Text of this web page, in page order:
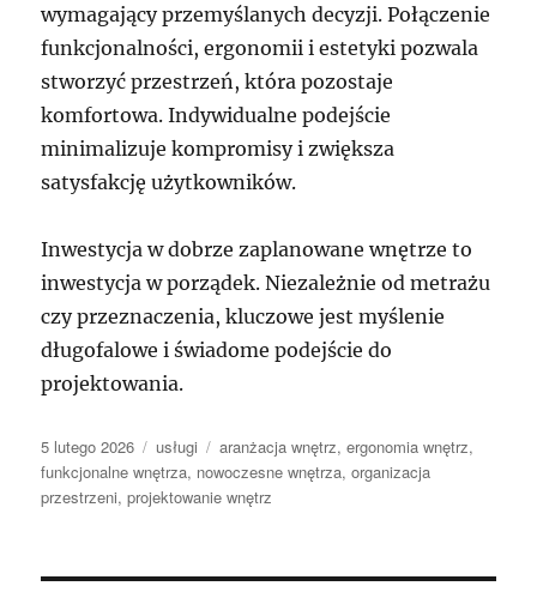
wymagający przemyślanych decyzji. Połączenie
funkcjonalności, ergonomii i estetyki pozwala
stworzyć przestrzeń, która pozostaje
komfortowa. Indywidualne podejście
minimalizuje kompromisy i zwiększa
satysfakcję użytkowników.
Inwestycja w dobrze zaplanowane wnętrze to
inwestycja w porządek. Niezależnie od metrażu
czy przeznaczenia, kluczowe jest myślenie
długofalowe i świadome podejście do
projektowania.
Data
publikacji
5 lutego 2026 Kategorie
usługi Tagi
aranżacja wnętrz,ergonomia wnętrz,
funkcjonalne wnętrza, nowoczesne wnętrza,organizacja
przestrzeni,projektowanie wnętrz